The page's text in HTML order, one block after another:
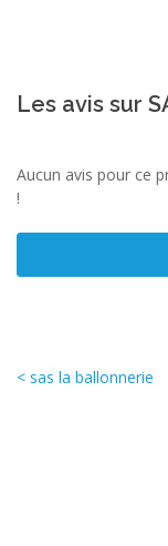
Les avis sur
Aucun avis pour ce
!
< sas la ballonnerie